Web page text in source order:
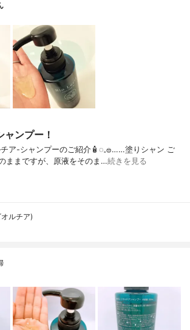
ンプー！
ア-⁡⁡シャンプー⁡⁡のご紹介🧴‎◌𓈒𓐍⁡……⁡⁡⁡⁡塗りシャン ご
ままですが、⁡原液をそのま…続きを見る
ルチア)